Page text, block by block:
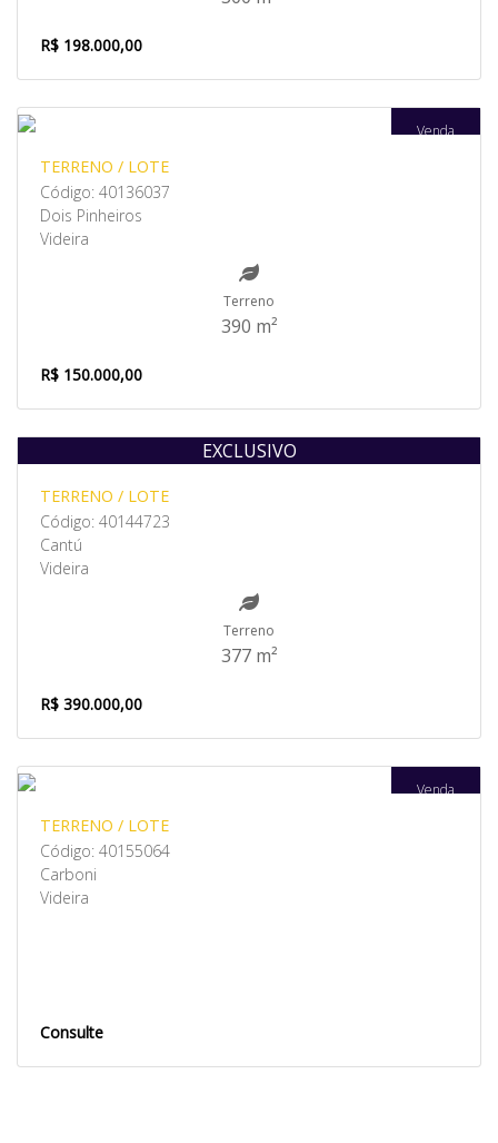
R$ 198.000,00
Venda
TERRENO / LOTE
Código: 40136037
Dois Pinheiros
Videira
Terreno
390 m²
R$ 150.000,00
Venda
EXCLUSIVO
TERRENO / LOTE
Código: 40144723
Cantú
Videira
Terreno
377 m²
R$ 390.000,00
Venda
TERRENO / LOTE
Código: 40155064
Carboni
Videira
Consulte